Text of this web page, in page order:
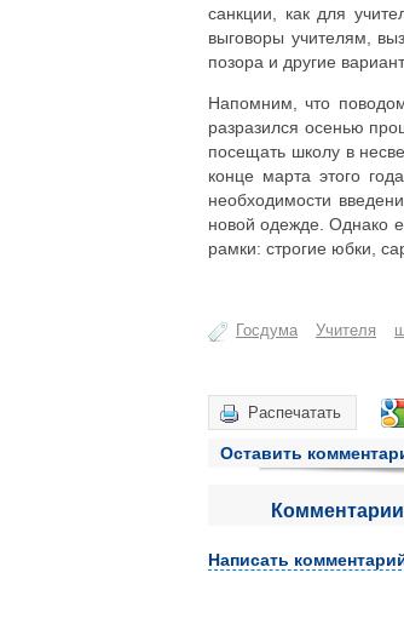
санкции, как для
выговоры учителям,
позора и другие
Напомним, что
разразился осенью
посещать школу в
конце марта этого
необходимости
новой одежде. Однако
рамки: строгие юбки,
Госдума Учителя
Распечатать
Оставить
Написать